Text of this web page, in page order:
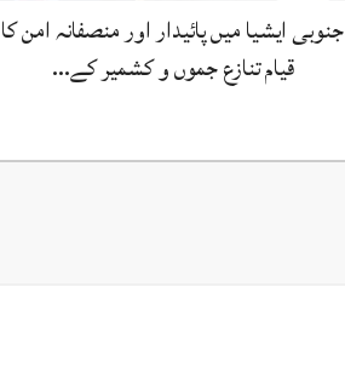
جنوبی ایشیا میں پائیدار اور منصفانہ امن کا
قیام تنازع جموں و کشمیر کے…